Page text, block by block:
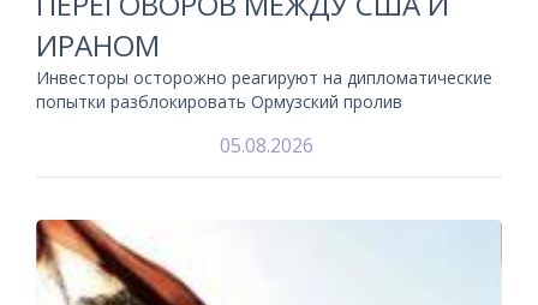
ИРАНОМ
Инвесторы осторожно реагируют на дипломатические
попытки разблокировать Ормузский пролив
05.08.2026